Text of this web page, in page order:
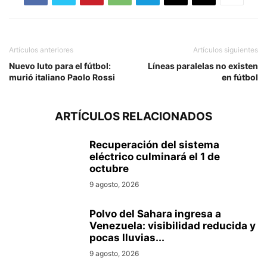
Artículos anteriores
Nuevo luto para el fútbol:
murió italiano Paolo Rossi
Artículos siguientes
Líneas paralelas no existen
en fútbol
ARTÍCULOS RELACIONADOS
Recuperación del sistema
eléctrico culminará el 1 de
octubre
9 agosto, 2026
Polvo del Sahara ingresa a
Venezuela: visibilidad reducida y
pocas lluvias...
9 agosto, 2026